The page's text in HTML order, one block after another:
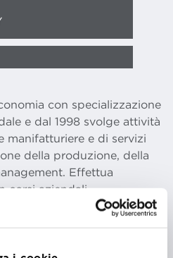
con specializzazione
e dal 1998 svolge attività
manifatturiere e di servizi
della produzione, della
Effettua
corsi aziendali,
inerenti alle proprie aree di